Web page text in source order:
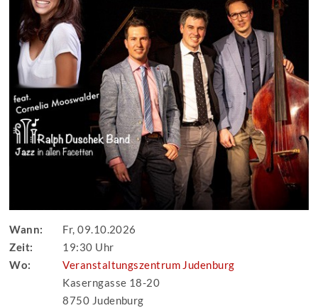
Wann:
Fr, 09.10.2026
Zeit:
19:30 Uhr
Wo:
Veranstaltungszentrum Judenburg
Kaserngasse 18-20
8750 Judenburg